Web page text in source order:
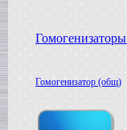
Жиротопка
в г. Липецк
Варочный котел
Гомогенизаторы
Гомогенизатор (общ)